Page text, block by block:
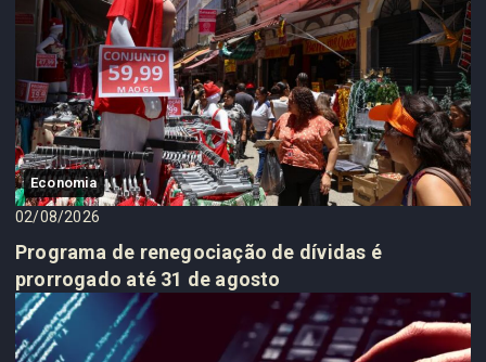
Economia
02/08/2026
Programa de renegociação de dívidas é
prorrogado até 31 de agosto